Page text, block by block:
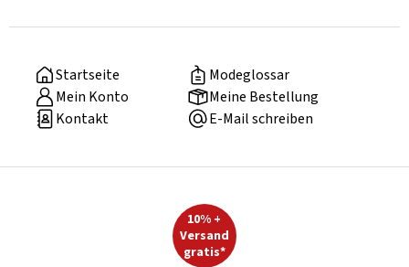
Startseite
Modeglossar
Mein Konto
Meine Bestellung
Kontakt
E-Mail schreiben
10% +
Versand
gratis*